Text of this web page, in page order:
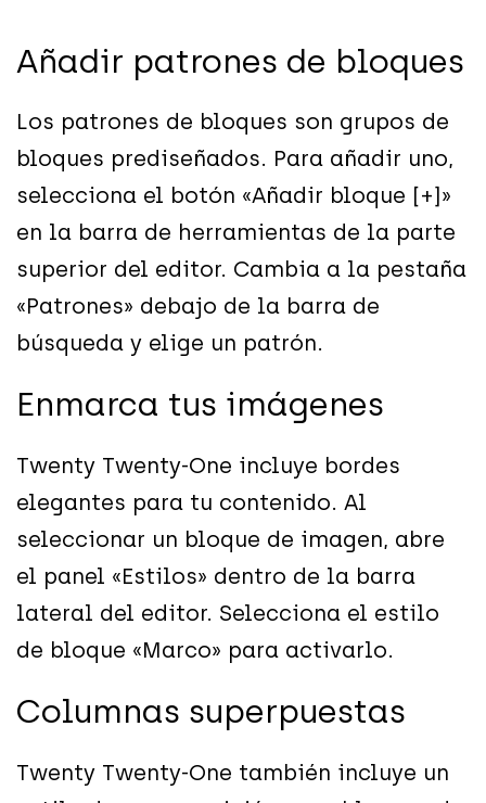
Añadir patrones de bloques
Los patrones de bloques son grupos de
bloques prediseñados. Para añadir uno,
selecciona el botón «Añadir bloque [+]»
en la barra de herramientas de la parte
superior del editor. Cambia a la pestaña
«Patrones» debajo de la barra de
búsqueda y elige un patrón.
Enmarca tus imágenes
Twenty Twenty-One incluye bordes
elegantes para tu contenido. Al
seleccionar un bloque de imagen, abre
el panel «Estilos» dentro de la barra
lateral del editor. Selecciona el estilo
de bloque «Marco» para activarlo.
Columnas superpuestas
Twenty Twenty-One también incluye un